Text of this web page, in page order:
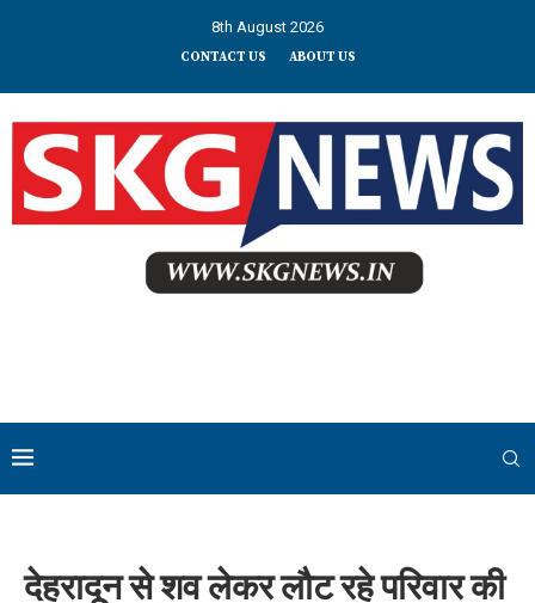
8th August 2026
CONTACT US ABOUT US
देहरादून से शव लेकर लौट रहे परिवार की